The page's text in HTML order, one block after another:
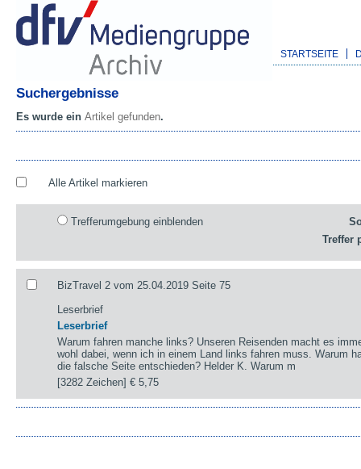
STARTSEITE
Suchergebnisse
Es wurde ein Artikel gefunden.
Alle Artikel markieren
Trefferumgebung einblenden
Treffer
BizTravel 2 vom 25.04.2019 Seite 75
Leserbrief
Leserbrief
Warum fahren manche links? Unseren Reisenden macht es
wohl dabei, wenn ich in einem Land links fahren muss. Warum
die falsche Seite entschieden? Helder K. Warum m
[3282 Zeichen]€ 5,75